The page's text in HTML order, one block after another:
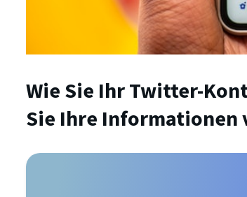
Wie Sie Ihr Twitter-
Sie Ihre Informationen